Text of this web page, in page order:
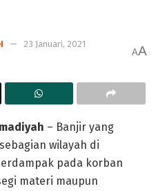
23 Januari, 2021
AA
– Banjir yang
wilayah di
pada korban
materi maupun